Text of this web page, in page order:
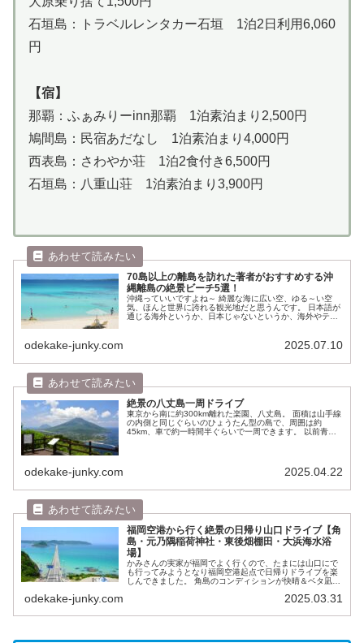
石垣島：トラベルレンタカー石垣 1泊2日利用6,060
円
【宿】
那覇：ふぁみりーinn那覇 1泊素泊まり2,500円
鳩間島：民宿あだなし 1泊素泊まり4,000円
西表島：さわやか荘 1泊2食付き6,500円
石垣島：八重山荘 1泊素泊まり3,900円
70島以上の離島を訪れた著者がおすすめする沖
縄離島の絶景ビーチ5選！
沖縄っていいですよね～ 綺麗な海に広い空、ゆる～い空
気、ほんと世界に誇れる観光地だと思うんです。 日本語が
通じる海外というか、日本じゃないというか、海外やテー
odekake-junky.com 2025.07.10
絶景の八丈島一周ドライブ
東京から南に約300km離れた楽園、八丈島。 面積は山手線
の内側と同じぐらいのひょうたん型の島で、周囲は約
45km、車で約一時間半ぐらいで一周できます。 以前青ヶ
odekake-junky.com 2025.04.22
福岡空港から行く絶景の日帰り山口ドライブ【角
島・元乃隅稲荷神社・東後畑棚田・大浜海水浴
場】
かみさんの実家が福岡でよく行くので、たまには山口にで
も行ってみようとなり福岡空港起点で日帰りドライブを楽
しんできました。 角島のコンディションが快晴＆ベタ凪と
odekake-junky.com 2025.03.31